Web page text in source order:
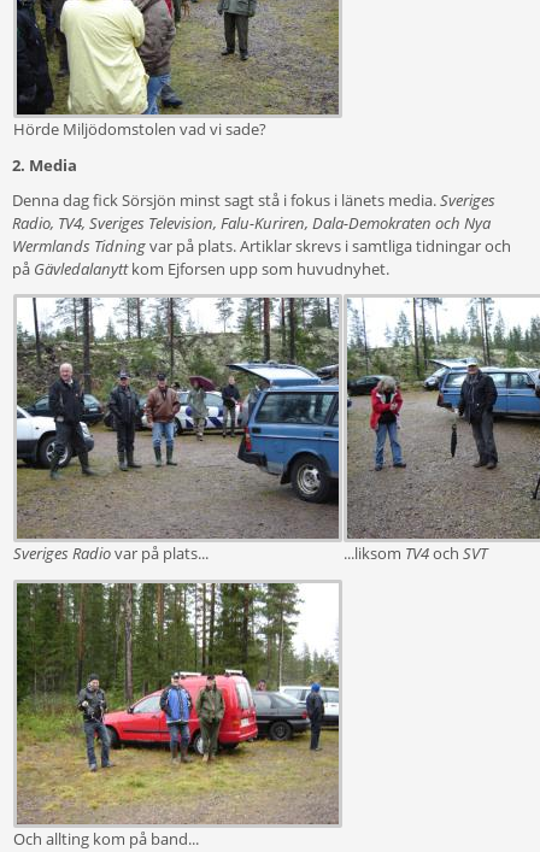
Hörde Miljödomstolen vad vi sade?
2. Media
Denna dag fick Sörsjön minst sagt stå i fokus i länets media.Sveriges
Radio, TV4, Sveriges Television, Falu-Kuriren, Dala-Demokraten och Nya
Wermlands Tidningvar på plats. Artiklar skrevs i samtliga tidningar och
på Gävledalanyttkom Ejforsen upp som huvudnyhet.
Sveriges Radiovar på plats... ...liksom TV4och SVT
Och allting kom på band...